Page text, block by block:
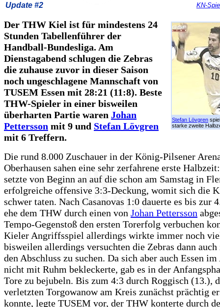
Update #2 KN-
Stefan Lövgren
starke zweite
Der THW Kiel ist für mindestens 24
Stunden Tabellenführer der
Handball-Bundesliga. Am
Dienstagabend schlugen die Zebras
die zuhause zuvor in dieser Saison
noch ungeschlagene Mannschaft von
TUSEM Essen mit 28:21 (11:8). Beste
THW-Spieler in einer bisweilen
überharten Partie waren Johan
Pettersson mit 9 und Stefan Lövgren
mit 6 Treffern.
Die rund 8.000 Zuschauer in der König-Pilsener
Oberhausen sahen eine sehr zerfahrene erste
setzte von Beginn an auf die schon am Samstag in
erfolgreiche offensive 3:3-Deckung, womit sich die
schwer taten. Nach Casanovas 1:0 dauerte es bis zur
ehe dem THW durch einen von Johan Pettersson
Tempo-Gegenstoß den ersten Torerfolg verbuchen
Kieler Angriffsspiel allerdings wirkte immer noch
bisweilen allerdings versuchten die Zebras dann
den Abschluss zu suchen. Da sich aber auch Essen
nicht mit Ruhm bekleckerte, gab es in der
Tore zu bejubeln. Bis zum 4:3 durch Roggisch (13.),
verletzten Torgowanow am Kreis zunächst prächtig
konnte, legte TUSEM vor, der THW konterte durch